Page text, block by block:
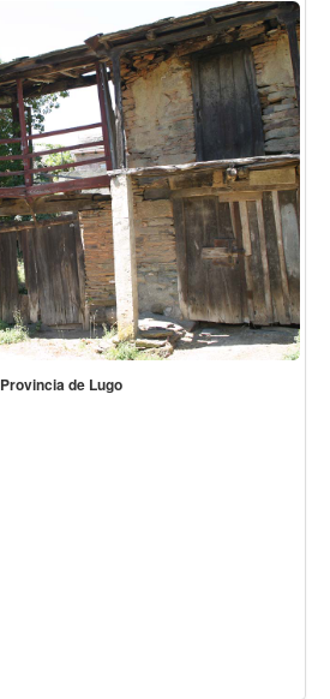
Provincia de Lugo